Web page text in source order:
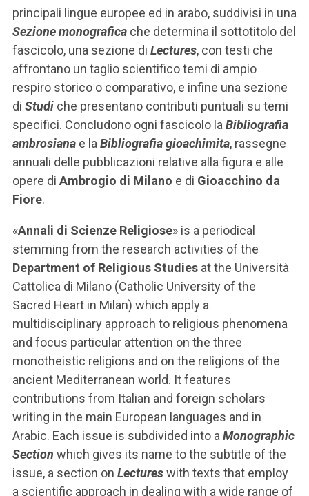
principali lingue europee ed in arabo, suddivisi in una
Sezione monografica che determina il sottotitolo del
fascicolo, una sezione di Lectures, con testi che
affrontano un taglio scientifico temi di ampio
respiro storico o comparativo, e infine una sezione
di Studi che presentano contributi puntuali su temi
specifici. Concludono ogni fascicolo la Bibliografia
ambrosiana e la Bibliografia gioachimita, rassegne
annuali delle pubblicazioni relative alla figura e alle
opere di Ambrogio di Milano e di Gioacchino da
Fiore.
«Annali di Scienze Religiose» is a periodical
stemming from the research activities of the
Department of Religious Studies at the Università
Cattolica di Milano (Catholic University of the
Sacred Heart in Milan) which apply a
multidisciplinary approach to religious phenomena
and focus particular attention on the three
monotheistic religions and on the religions of the
ancient Mediterranean world. It features
contributions from Italian and foreign scholars
writing in the main European languages and in
Arabic. Each issue is subdivided into a Monographic
Section which gives its name to the subtitle of the
issue, a section on Lectureswith texts that employ
a scientific approach in dealing with a wide range of